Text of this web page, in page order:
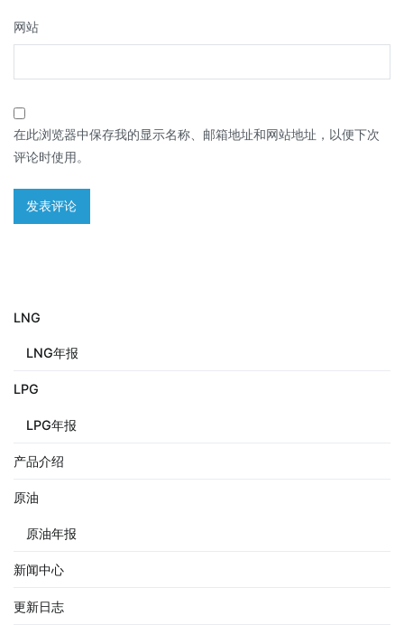
网站
在此浏览器中保存我的显示名称、邮箱地址和网站地址，以便下次
评论时使用。
LNG
LNG年报
LPG
LPG年报
产品介绍
原油
原油年报
新闻中心
更新日志